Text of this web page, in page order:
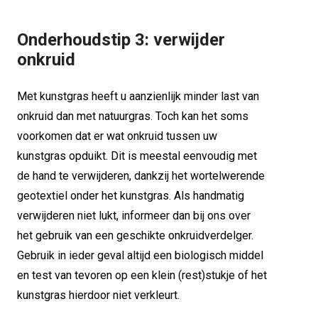
Onderhoudstip 3: verwijder
onkruid
Met kunstgras heeft u aanzienlijk minder last van
onkruid dan met natuurgras. Toch kan het soms
voorkomen dat er wat onkruid tussen uw
kunstgras opduikt. Dit is meestal eenvoudig met
de hand te verwijderen, dankzij het wortelwerende
geotextiel onder het kunstgras. Als handmatig
verwijderen niet lukt, informeer dan bij ons over
het gebruik van een geschikte onkruidverdelger.
Gebruik in ieder geval altijd een biologisch middel
en test van tevoren op een klein (rest)stukje of het
kunstgras hierdoor niet verkleurt.